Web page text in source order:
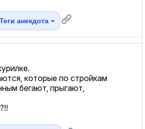
Теги анекдота
которые по стройкам
бегают, прыгают,